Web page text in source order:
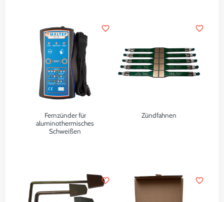
Fernzünder für
aluminothermisches
Schweißen
favorite_border
Zündfahnen
favorite_border
favorite_border favorite_border